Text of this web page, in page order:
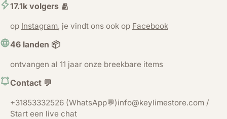
17.1k volgers 🫂
op Instagram , je vindt ons ook op Facebook
46 landen 📦
ontvangen al 11 jaar onze breekbare items
Contact 💬
+31853332526 (WhatsApp💬)info@keylimestore.com /
Start een live chat